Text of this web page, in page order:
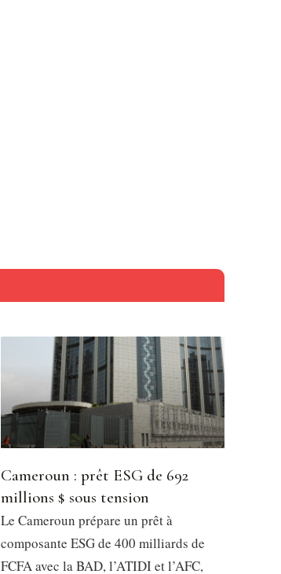
Cameroun : prêt ESG de 692
millions $ sous tension
Le Cameroun prépare un prêt à
composante ESG de 400 milliards de
FCFA avec la BAD, l’ATIDI et l’AFC,